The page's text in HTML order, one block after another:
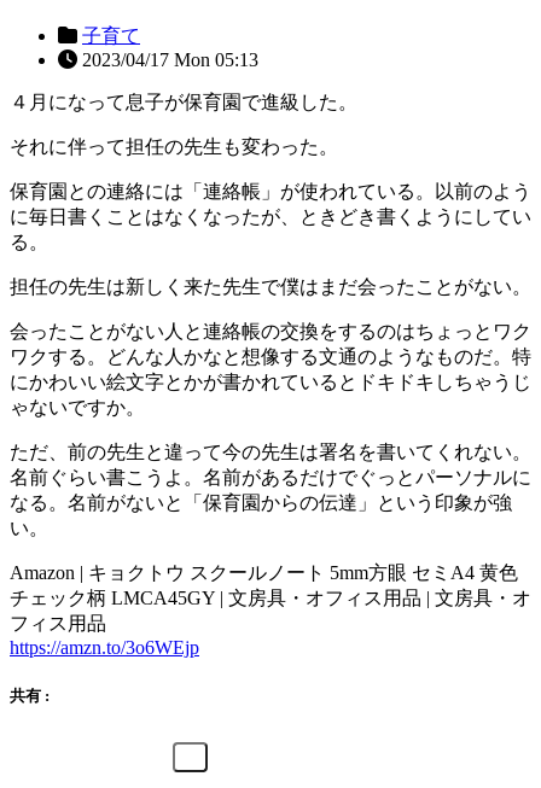
子育て
2023/04/17 Mon 05:13
４月になって息子が保育園で進級した。
それに伴って担任の先生も変わった。
保育園との連絡には「連絡帳」が使われている。以前のよう
に毎日書くことはなくなったが、ときどき書くようにしてい
る。
担任の先生は新しく来た先生で僕はまだ会ったことがない。
会ったことがない人と連絡帳の交換をするのはちょっとワク
ワクする。どんな人かなと想像する文通のようなものだ。特
にかわいい絵文字とかが書かれているとドキドキしちゃうじ
ゃないですか。
ただ、前の先生と違って今の先生は署名を書いてくれない。
名前ぐらい書こうよ。名前があるだけでぐっとパーソナルに
なる。名前がないと「保育園からの伝達」という印象が強
い。
Amazon | キョクトウ スクールノート 5mm方眼 セミA4 黄色
チェック柄 LMCA45GY | 文房具・オフィス用品 | 文房具・オ
フィス用品
https://amzn.to/3o6WEjp
共有 :